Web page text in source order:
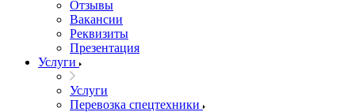
Отзывы
Вакансии
Реквизиты
Презентация
Услуги
Услуги
Перевозка спецтехники